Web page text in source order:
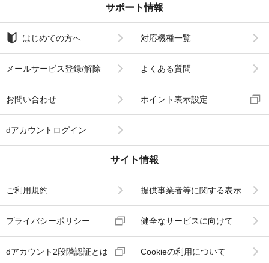
サポート情報
はじめての方へ 対応機種一覧
メールサービス登録/解除 よくある質問
お問い合わせ ポイント表示設定
dアカウントログイン
サイト情報
ご利用規約 提供事業者等に関する表示
プライバシーポリシー 健全なサービスに向けて
dアカウント2段階認証とは Cookieの利用について